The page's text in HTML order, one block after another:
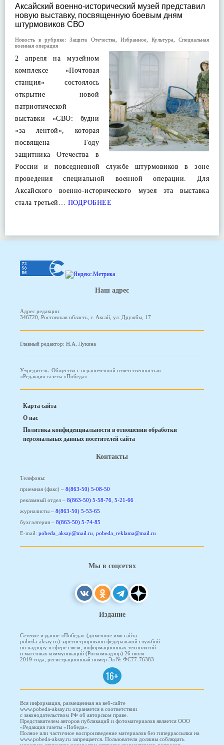
Аксайский военно-исторический музей представил
новую выставку, посвященную боевым дням
штурмовиков СВО
Новость в рубрике:Защита Отечества Избранное, Культура ,Специальная
военная операция
2 апреля на музейном
комплексе «Почтовая
станция» состоялось
открытие новой
патриотической
выставки «СВО: будни
«за лентой», которая
посвящена Году
защитника Отечества в
России и повседневной службе штурмовиков в зоне
проведения специальной военной операции. Для
Аксайского военно-исторического музея эта выставка
стала третьей… ПОДРОБНЕЕ
Наш адрес
Адрес редакции:
346720, Ростовская область, г. Аксай, ул. Дружбы, 17
Главный редактор: Н.А. Лукина
Учредитель: Общество с ограниченной ответственностью
«Редакция газеты «Победа»
Карта сайта
О нас
Политика конфиденциальности в отношении обработки
персональных данных посетителей сайта
Контакты
Телефоны:
приемная (факс) – 8(863-50) 5-08-50
рекламный отдел – 8(863-50) 5-58-76 5-21-66
журналисты – 8(863-50) 5-53-65
бухгалтерия – 8(863-50) 5-74-85
E-mail: pobeda_aksay@mail.ru pobeda_reklama@mail.ru
Мы в соцсетях
Издание
Сетевое издание «Победа» (доменное имя сайта
pobeda-aksay.ru) зарегистрировано федеральной службой
по надзору в сфере связи, информационных технологий
и массовых коммуникаций (Роскомнадзор) 26 июля
2019 года, регистрационный номер Эл № ФС77-76383
16+
Вся информация, размещенная на веб-сайте
www.pobeda-aksay.ru охраняется в соответствии
с законодательством РФ об авторском праве.
Представителем авторов публикаций и фотоматериалов является ООО
«Редакция газеты «Победа».
Полное или частичное воспроизведение материалов без гиперрассылки на
www.pobeda-aksay.ru запрещается. Пользователи должны соблюдать